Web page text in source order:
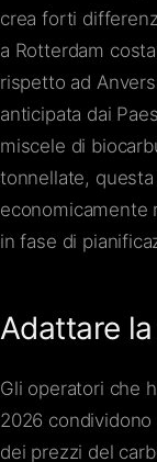
crea forti
a Rotterdam
rispetto ad
anticipata dai
miscele di
tonnellate,
economicamente
in fase di
Adattare
Gli operatori che
2026 condividono
dei prezzi del